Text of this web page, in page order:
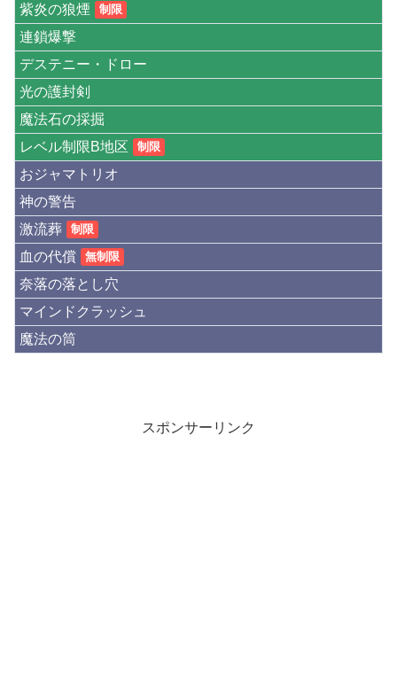
紫炎の狼煙 制限
連鎖爆撃
デステニー・ドロー
光の護封剣
魔法石の採掘
レベル制限B地区
制限
おジャマトリオ
神の警告
激流葬
制限
血の代償 無制限
奈落の落とし穴
マインドクラッシュ
魔法の筒
スポンサーリンク